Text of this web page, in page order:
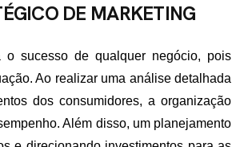
DE MARKETING
o sucesso de qualquer negócio, pois
Ao realizar uma análise detalhada
dos consumidores, a organização
Além disso, um planejamento